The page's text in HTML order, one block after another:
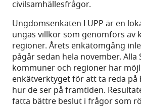
civilsamhällesfrågor.
Ungdomsenkäten LUPP är en
ungas villkor som genomförs av
regioner. Årets enkätomgång
pågår sedan hela november. Alla
kommuner och regioner har
enkätverktyget för att ta reda på
hur de ser på framtiden.
fatta bättre beslut i frågor som